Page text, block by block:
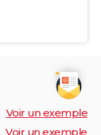
Voir un exemple
Voir un exemple